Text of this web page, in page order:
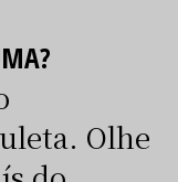
Olhe